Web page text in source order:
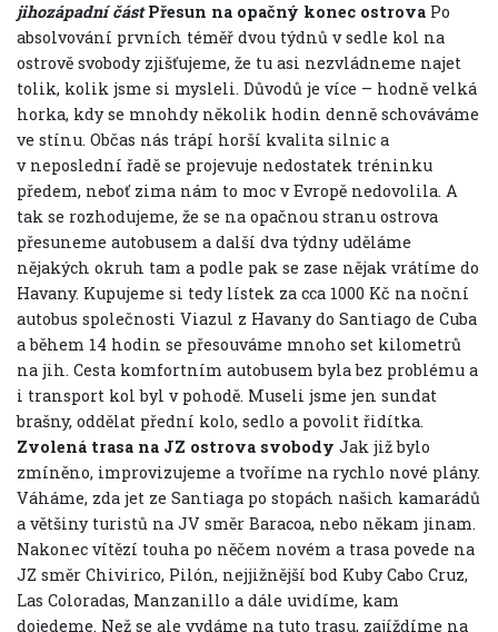
jihozápadní část Přesun na opačný konec ostrova Po
absolvování prvních téměř dvou týdnů v sedle kol na
ostrově svobody zjišťujeme, že tu asi nezvládneme najet
tolik, kolik jsme si mysleli. Důvodů je více – hodně velká
horka, kdy se mnohdy několik hodin denně schováváme
ve stínu. Občas nás trápí horší kvalita silnic a
v neposlední řadě se projevuje nedostatek tréninku
předem, neboť zima nám to moc v Evropě nedovolila. A
tak se rozhodujeme, že se na opačnou stranu ostrova
přesuneme autobusem a další dva týdny uděláme
nějakých okruh tam a podle pak se zase nějak vrátíme do
Havany. Kupujeme si tedy lístek za cca 1000 Kč na noční
autobus společnosti Viazul z Havany do Santiago de Cuba
a během 14 hodin se přesouváme mnoho set kilometrů
na jih. Cesta komfortním autobusem byla bez problému a
i transport kol byl v pohodě. Museli jsme jen sundat
brašny, oddělat přední kolo, sedlo a povolit řidítka.
Zvolená trasa na JZ ostrova svobody Jak již bylo
zmíněno, improvizujeme a tvoříme na rychlo nové plány.
Váháme, zda jet ze Santiaga po stopách našich kamarádů
a většiny turistů na JV směr Baracoa, nebo někam jinam.
Nakonec vítězí touha po něčem novém a trasa povede na
JZ směr Chivirico, Pilón, nejjižnější bod Kuby Cabo Cruz,
Las Coloradas, Manzanillo a dále uvidíme, kam
dojedeme. Než se ale vydáme na tuto trasu, zajíždíme na